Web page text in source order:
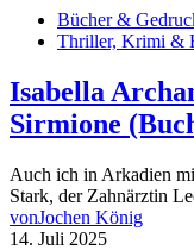
Bücher &
Thriller, Krimi &
Isabella
Sirmione
Auch ich in Arkadien
Stark, der Zahnärztin
vonJochen König
14. Juli 2025